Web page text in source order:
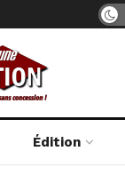
Édition